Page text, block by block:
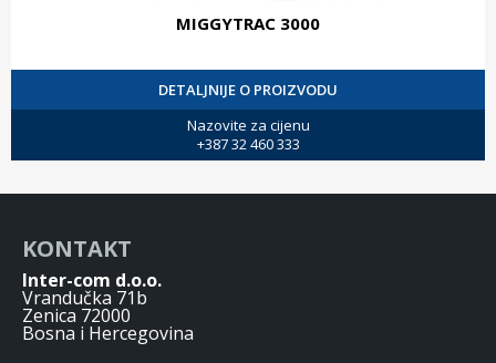
MIGGYTRAC 3000
DETALJNIJE O PROIZVODU
Nazovite za cijenu
+387 32 460 333
KONTAKT
Inter-com d.o.o.
Vrandučka 71b
Zenica 72000
Bosna i Hercegovina